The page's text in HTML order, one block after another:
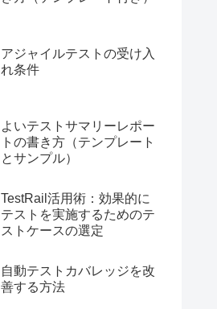
アジャイルテストの受け入
れ条件
よいテストサマリーレポー
トの書き方（テンプレート
とサンプル）
TestRail活用術：効果的に
テストを実施するためのテ
ストケースの選定
自動テストカバレッジを改
善する方法